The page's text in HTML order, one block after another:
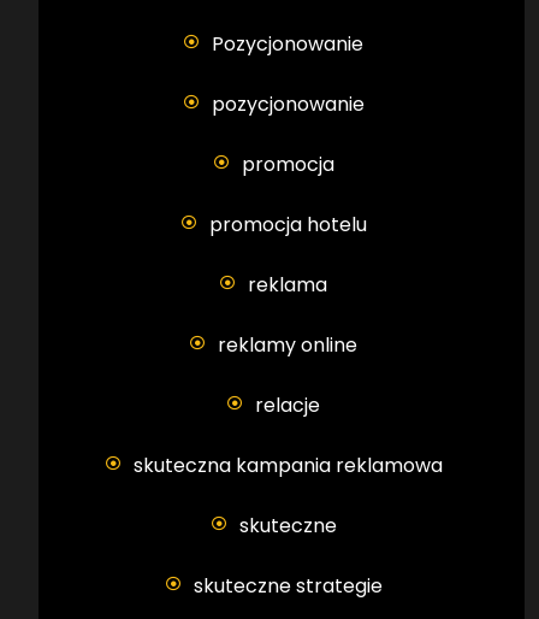
Pozycjonowanie
pozycjonowanie
promocja
promocja hotelu
reklama
reklamy online
relacje
skuteczna kampania reklamowa
skuteczne
skuteczne strategie